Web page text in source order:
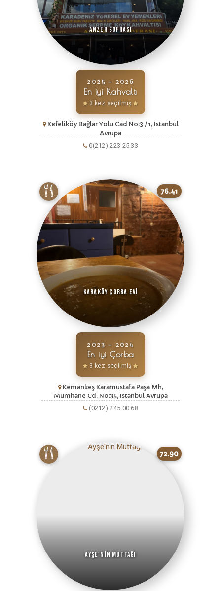
Anzer Sofrası
2025 – 2026
En iyi Kahvaltı
3 kez seçilmiş
Kefeliköy Bağlar Yolu Cad No:3 / 1, Istanbul
Avrupa
0(212) 223 25 33
76.41
Karaköy Çorba Evi
2023 – 2024
En iyi Çorba
3 kez seçilmiş
Kemankeş Karamustafa Paşa Mh,
Mumhane Cd. No:35, Istanbul Avrupa
(0212) 245 00 68
72.90
Ayşe'nin Mutfağı